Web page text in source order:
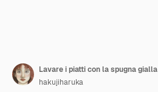
Lavare i piatti con la spugna gialla
hakujiharuka